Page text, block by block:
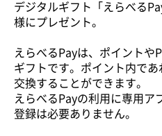
デジタルギフト「えらべる
様にプレゼント。
えらべるPayは、ポイントや
ギフトです。ポイント内で
交換することができます。
えらべるPayの利用に専用ア
登録は必要ありません。